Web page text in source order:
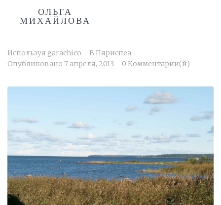
ОЛЬГА
МИХАЙЛОВА
Используя garachico В Пяриспеа
Опубликовано 7 апреля, 2013 0 Комментарии(й)